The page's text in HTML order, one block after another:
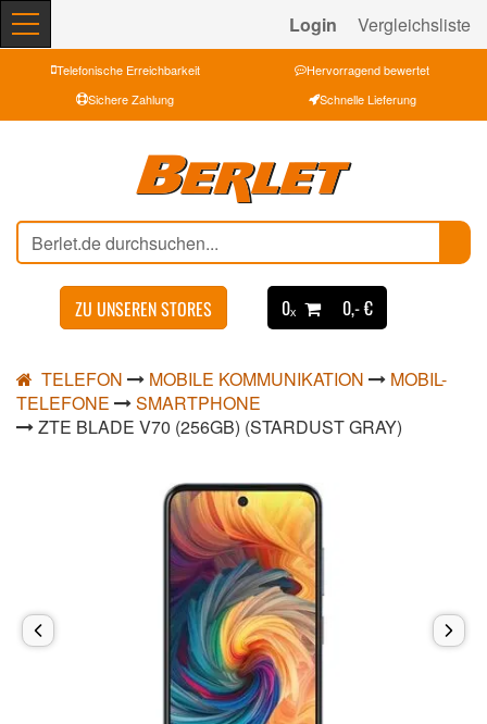
Login Vergleichsliste
Telefonische Erreichbarkeit
Hervorragend bewertet
Sichere Zahlung
Schnelle Lieferung
ZU UNSEREN STORES 0ₓ 0,- €
TELEFON MOBILE KOMMUNIKATION
MOBIL-
TELEFONE
SMARTPHONE
ZTE BLADE V70 (256GB) (STARDUST GRAY)